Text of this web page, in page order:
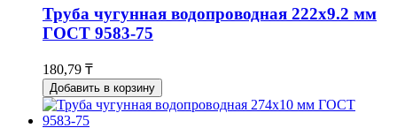
Труба чугунная водопроводная 222x9.2 мм
ГОСТ 9583-75
180,79 ₸
Добавить в корзину